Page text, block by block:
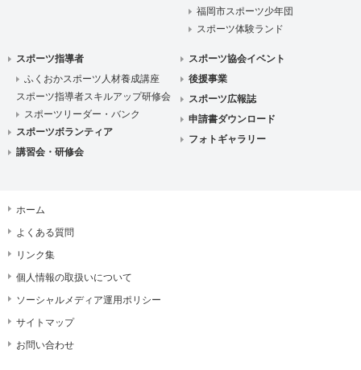
福岡市スポーツ少年団
スポーツ体験ランド
スポーツ指導者
ふくおかスポーツ人材養成講座
スポーツ指導者スキルアップ研修会
スポーツリーダー・バンク
スポーツボランティア
講習会・研修会
スポーツ協会イベント
後援事業
スポーツ広報誌
申請書ダウンロード
フォトギャラリー
ホーム
よくある質問
リンク集
個人情報の取扱いについて
ソーシャルメディア運用ポリシー
サイトマップ
お問い合わせ